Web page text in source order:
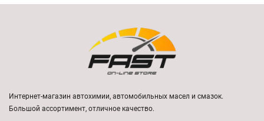
Интернет-магазин автохимии, автомобильных масел и смазок.
Большой ассортимент, отличное качество.